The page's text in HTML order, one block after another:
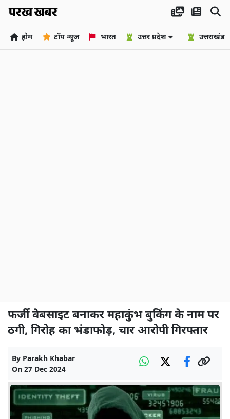
होम टॉप न्यूज भारत उत्तर प्रदेश उत्तराखंड
फर्जी वेबसाइट बनाकर महाकुंभ बुकिंग के नाम पर
ठगी, गिरोह का भंडाफोड़, चार आरोपी गिरफ्तार
By Parakh Khabar
On 27 Dec 2024